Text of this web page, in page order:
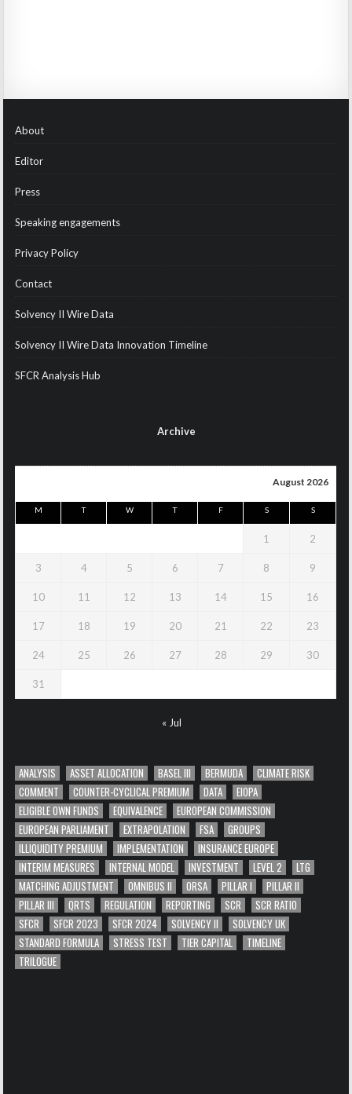
About
Editor
Press
Speaking engagements
Privacy Policy
Contact
Solvency II Wire Data
Solvency II Wire Data Innovation Timeline
SFCR Analysis Hub
Archive
August 2026
M T W T F S S
1 2
3 4 5 6 7 8 9
10 11 12 13 14 15 16
17 18 19 20 21 22 23
24 25 26 27 28 29 30
31
« Jul
ANALYSIS ASSET ALLOCATION BASEL III BERMUDA
CLIMATE RISK
COMMENT
COUNTER-CYCLICAL PREMIUM DATA
EIOPA
ELIGIBLE OWN FUNDS
EQUIVALENCE
EUROPEAN COMMISSION
EUROPEAN PARLIAMENT
EXTRAPOLATION FSA
GROUPS
ILLIQUIDITY PREMIUM
IMPLEMENTATION
INSURANCE EUROPE
INTERIM MEASURES
INTERNAL MODEL INVESTMENT LEVEL 2
LTG
MATCHING ADJUSTMENT
OMNIBUS II ORSA PILLAR I
PILLAR II
PILLAR III
QRTS REGULATION REPORTING SCR
SCR RATIO
SFCR
SFCR 2023 SFCR 2024 SOLVENCY II
SOLVENCY UK
STANDARD FORMULA
STRESS TEST TIER CAPITAL
TIMELINE
TRILOGUE